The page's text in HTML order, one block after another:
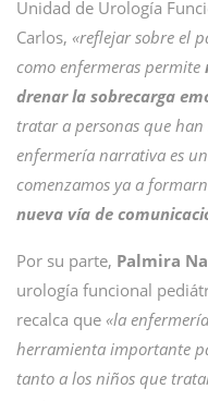
Unidad de Urología
Carlos, «reflejar sobre el
como enfermeras permite
drenar la sobrecarga
tratar a personas que
enfermería narrativa es
comenzamos ya a
nueva vía de
Por su parte, Palmira
urología funcional
recalca que «la
herramienta importante
tanto a los niños que